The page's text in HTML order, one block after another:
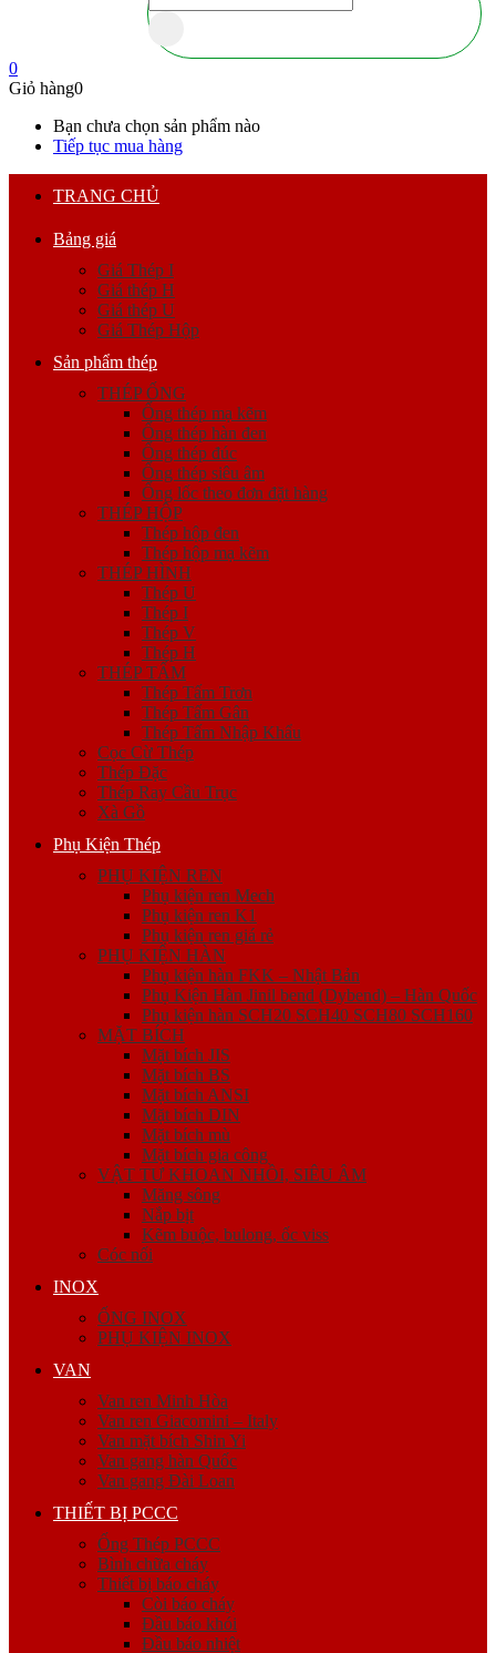
0
Giỏ hàng0
Bạn chưa chọn sản phẩm nào
Tiếp tục mua hàng
TRANG CHỦ
Bảng giá
Giá Thép I
Giá thép H
Giá thép U
Giá Thép Hộp
Sản phẩm thép
THÉP ỐNG
Ống thép mạ kẽm
Ống thép hàn đen
Ống thép đúc
Ống thép siêu âm
Ống lốc theo đơn đặt hàng
THÉP HỘP
Thép hộp đen
Thép hộp mạ kẽm
THÉP HÌNH
Thép U
Thép I
Thép V
Thép H
THÉP TẤM
Thép Tấm Trơn
Thép Tấm Gân
Thép Tấm Nhập Khẩu
Cọc Cừ Thép
Thép Đặc
Thép Ray Cầu Trục
Xà Gồ
Phụ Kiện Thép
PHỤ KIỆN REN
Phụ kiện ren Mech
Phụ kiện ren K1
Phụ kiện ren giá rẻ
PHỤ KIỆN HÀN
Phụ kiện hàn FKK – Nhật Bản
Phụ Kiện Hàn Jinil bend (Dybend) – Hàn Quốc
Phụ kiện hàn SCH20 SCH40 SCH80 SCH160
MẶT BÍCH
Mặt bích JIS
Mặt bích BS
Mặt bích ANSI
Mặt bích DIN
Mặt bích mù
Mặt bích gia công
VẬT TƯ KHOAN NHỒI, SIÊU ÂM
Măng sông
Nắp bịt
Kẽm buộc, bulong, ốc viss
Cóc nối
INOX
ỐNG INOX
PHỤ KIỆN INOX
VAN
Van ren Minh Hòa
Van ren Giacomini – Italy
Van mặt bích Shin Yi
Van gang hàn Quốc
Van gang Đài Loan
THIẾT BỊ PCCC
Ống Thép PCCC
Bình chữa cháy
Thiết bị báo cháy
Còi báo cháy
Đầu báo khói
Đầu báo nhiệt